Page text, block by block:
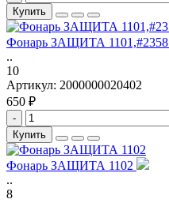
Купить
Фонарь ЗАЩИТА 1101,#2358
..
10
Артикул: 2000000020402
650 ₽
-
Купить
Фонарь ЗАЩИТА 1102
..
8